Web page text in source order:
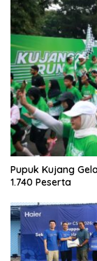
Pupuk Kujang
1.740 Peserta